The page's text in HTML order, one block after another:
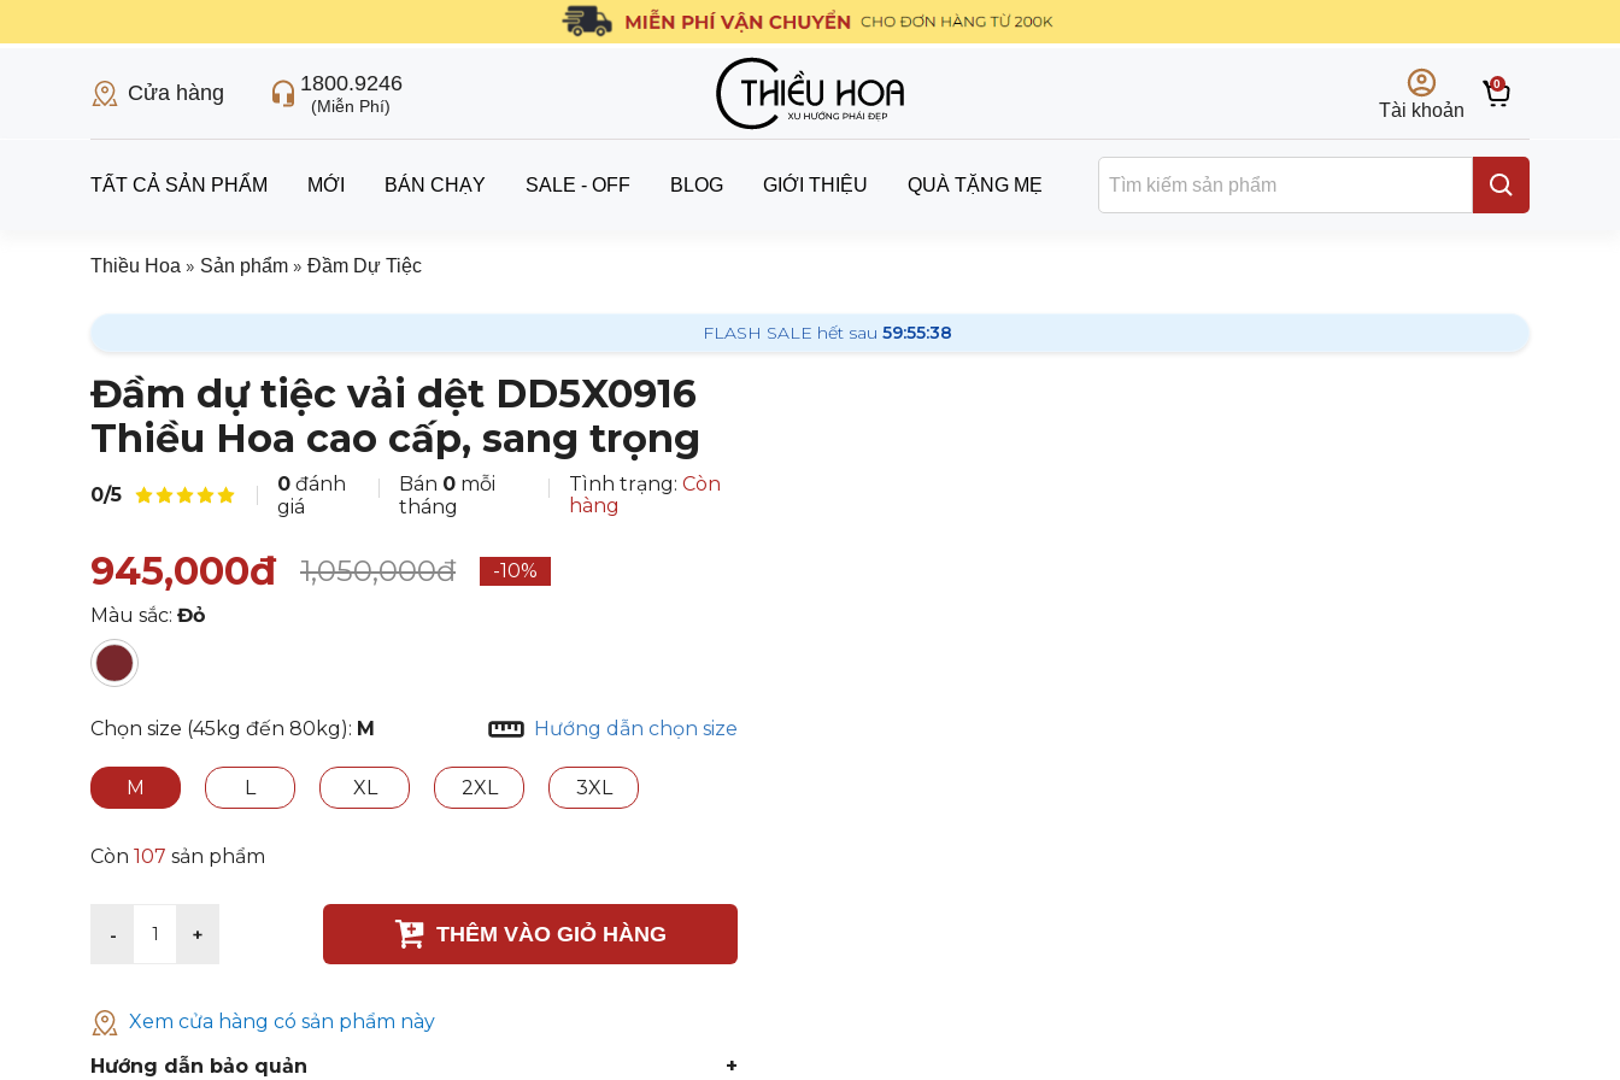
Cửa hàng 1800.9246
(Miễn Phí) Tài khoản
0
TẤT CẢ SẢN PHẨM MỚI BÁN CHẠY SALE - OFF BLOG GIỚI THIỆU QUÀ TẶNG MẸ
Thiều Hoa » Sản phẩm » Đầm Dự Tiệc
FLASH SALE hết sau 59:55:37
Đầm dự tiệc vải dệt DD5X0916
Thiều Hoa cao cấp, sang trọng
0/5 0 đánh
giá
Bán 0 mỗi
tháng
Tình trạng: Còn
hàng
945,000đ 1,050,000đ
-10%
Màu sắc: Đỏ
Chọn size (45kg đến 80kg): M Hướng dẫn chọn size
M L XL 2XL 3XL
Còn 107 sản phẩm
- 1 + THÊM VÀO GIỎ HÀNG
Xem cửa hàng có sản phẩm này
Hướng dẫn bảo quản
+